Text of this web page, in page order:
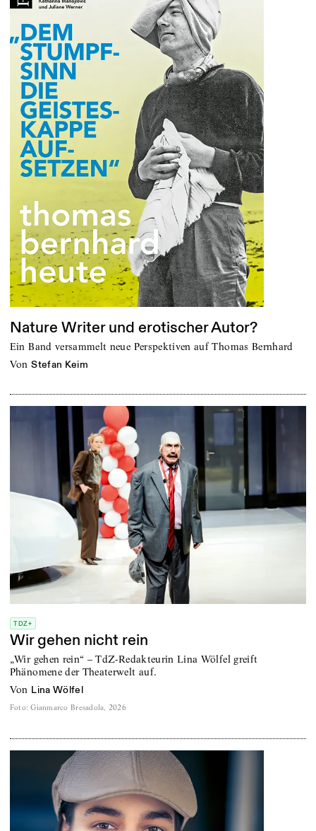
Nature Writer und erotischer Autor?
Ein Band versammelt neue Perspektiven auf Thomas Bernhard
von Stefan Keim
TDZ+
Wir gehen nicht rein
„Wir gehen rein“ – TdZ-Redakteurin Lina Wölfel greift
Phänomene der Theaterwelt auf.
von Lina Wölfel
Foto: Gianmarco Bresadola, 2026